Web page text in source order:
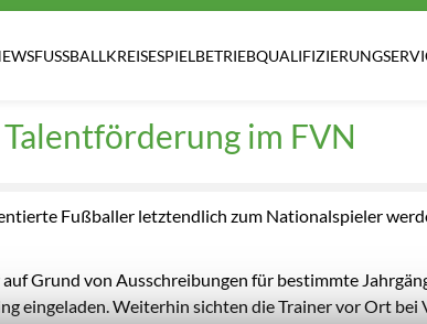
FUSSBALLKREISE SPIELBETRIEBQUALIFIZIERUNG
Talentförderung im FVN
Fußballer letztendlich zum Nationalspieler
Grund von Ausschreibungen für bestimmte
eingeladen. Weiterhin sichten die Trainer vor Ort